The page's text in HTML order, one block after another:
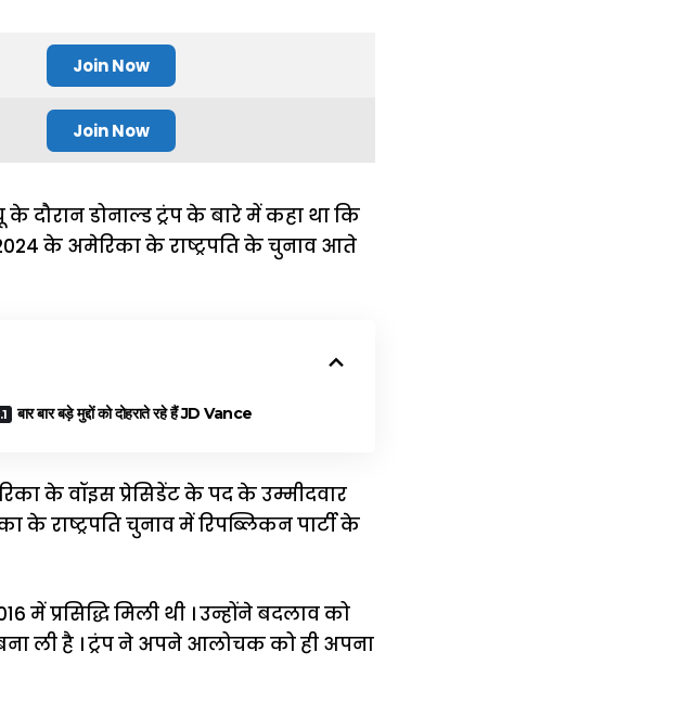
Join Now
Join Now
दौरान डोनाल्ड ट्रंप के बारे में कहा था कि
के अमेरिका के राष्ट्रपति के चुनाव आते
बार बार बड़े मुद्दों को दोहराते रहे हैं JD Vance
के वॉइस प्रेसिडेंट के पद के उम्मीदवार
राष्ट्रपति चुनाव में रिपब्लिकन पार्टी के
प्रसिद्धि मिली थी । उन्होंने बदलाव को
ली है । ट्रंप ने अपने आलोचक को ही अपना